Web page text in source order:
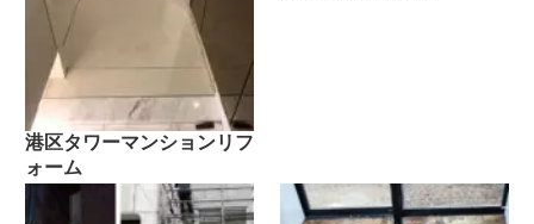
港区タワーマンションリフ
ォーム